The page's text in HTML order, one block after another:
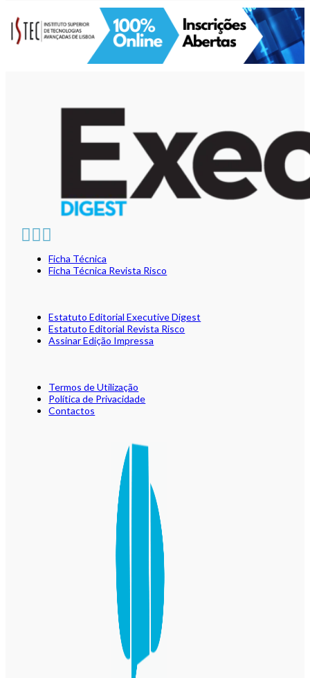
Ficha Técnica
Ficha Técnica Revista Risco
Estatuto Editorial Executive Digest
Estatuto Editorial Revista Risco
Assinar Edição Impressa
Termos de Utilização
Política de Privacidade
Contactos